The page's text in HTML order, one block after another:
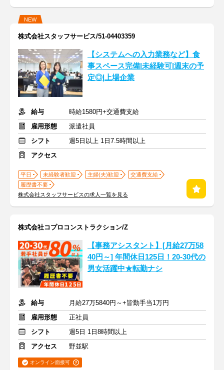
NEW
株式会社スタッフサービス/51-04403359
【システムへの入力業務など】食
事スペース完備|未経験可|週末の予
定◎|上場企業
給与
時給1580円+交通費支給
雇用形態
派遣社員
シフト
週5日以上 1日7.5時間以上
アクセス
平日 未経験者歓迎 主婦(夫)歓迎
交通費支給
履歴書不要
株式会社スタッフサービスの求人一覧を見る
株式会社コプロコンストラクション/Z
【事務アシスタント】[月給27万58
40円～] 年間休日125日！20-30代の
男女活躍中★転勤ナシ
給与
月給27万5840円～+皆勤手当1万円
雇用形態
正社員
シフト
週5日 1日8時間以上
アクセス
野並駅
オンライン面接可